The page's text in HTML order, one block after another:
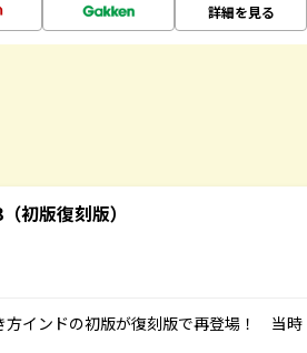
詳細を見る
初版復刻版）
方インドの初版が復刻版で再登場！ 当時